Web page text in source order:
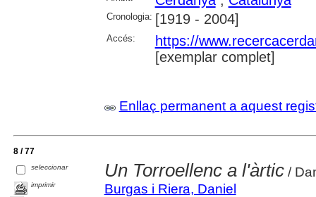
Cronologia: [1919 - 2004]
Accés:
https://
[exemplar complet]
Enllaç permanent a aquest
8 / 77
seleccionar
imprimir
Un Torroellenc a l'àrtic/
Burgas i Riera, Daniel